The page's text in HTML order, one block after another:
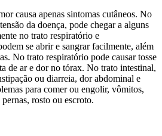
causa apenas sintomas cutâneos. No
da doença, pode chegar a alguns
no trato respiratório e
se abrir e sangrar facilmente, além
No trato respiratório pode causar tosse
de ar e dor no tórax. No trato intestinal,
ou diarreia, dor abdominal e
para comer ou engolir, vômitos,
rosto ou escroto.